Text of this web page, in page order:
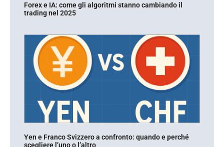
Forex e IA: come gli algoritmi stanno cambiando il
trading nel 2025
Yen e Franco Svizzero a confronto: quando e perché
scegliere l’uno o l’altro